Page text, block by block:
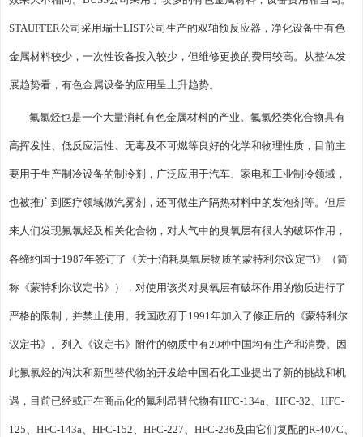
STAUFFER公司采用瑞士LIST公司生产的双轴预反应器，净化设备中有色
金属材料较少，一次性设备投入较少，但维修更换的费用较高。从整体发
展趋势看，有色金属设备的应用呈上升趋势。
氟氯烃也是一个大量消耗有色金属材料的产业。氟氯烃类化合物具有
高挥发性、低反应活性、无毒及不可燃等良好的化学和物理性质，目前主
要用于生产制冷设备的制冷剂，广泛应用于汽车、家电和工业制冷领域，
也被推广到医疗领域做汽雾剂，还可做生产隔热材料中的发泡剂等。但后
来人们发现氟氯烃及相关化合物，对大气中的臭氧层有很大的破坏作用，
各缔约国于1987年签订了《关于消耗臭氧层物质的蒙特利尔议定书》（简
称《蒙特利尔议定书》），对使用该类对臭氧层有破坏作用的物质进行了
严格的限制，并禁止使用。我国政府于1991年加入了修正后的《蒙特利尔
议定书》。列入《议定书》附件的物质中有20种中国均有生产和消费。因
此氟氯烃的淘汰和新型替代物的开发给中国石化工业提出了新的挑战和机
遇，目前已经或正在商品化的氟利昂替代物有HFC-134a、HFC-32、HFC-
125、HFC-143a、HFC-152、HFC-227、HFC-236及由它们复配的R-407C、